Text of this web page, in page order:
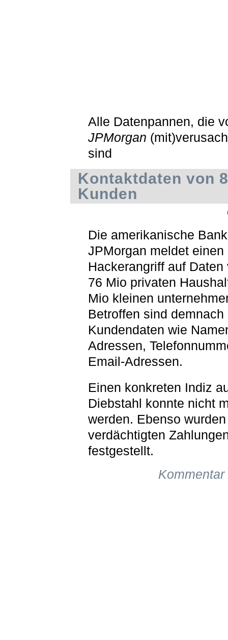
Alle Datenpannen, die
JPMorgan
sind
Kontaktdaten von
Kunden
Die amerikanische Bank
JPMorgan meldet einen
Hackerangriff auf Daten
76 Mio privaten
Mio kleinen
Betroffen sind demnach
Kundendaten wie
Adressen,
Email-Adressen.
Einen konkreten Indiz
Diebstahl konnte nicht
werden. Ebenso
verdächtigten
festgestellt.